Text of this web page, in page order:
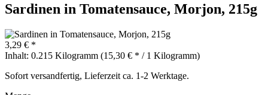
Sardinen in Tomatensauce, Morjon, 215g
3,29 € *
Inhalt: 0.215 Kilogramm (15,30 € * / 1 Kilogramm)
Sofort versandfertig, Lieferzeit ca. 1-2 Werktage.